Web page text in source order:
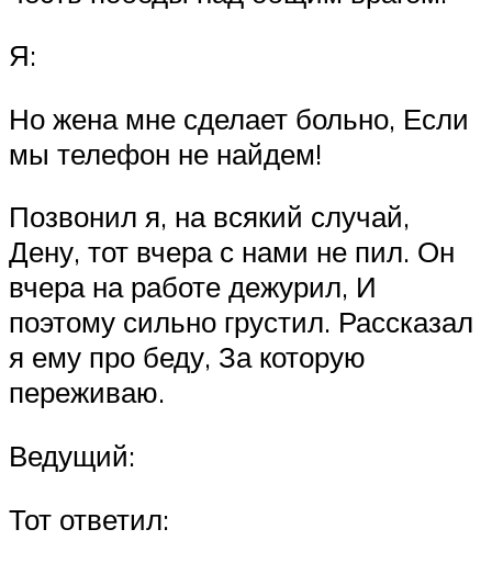
Я:
Но жена мне сделает больно, Если
мы телефон не найдем!
Позвонил я, на всякий случай,
Дену, тот вчера с нами не пил. Он
вчера на работе дежурил, И
поэтому сильно грустил. Рассказал
я ему про беду, За которую
переживаю.
Ведущий:
Тот ответил: